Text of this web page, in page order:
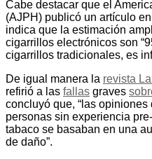
Cabe destacar que el
(AJPH) publicó un artículo
indica que la estimación
cigarrillos electrónicos son
cigarrillos tradicionales, es
De igual manera la revista
refirió a las fallas graves
concluyó que, “las
personas sin experiencia
tabaco se basaban en una
de daño”.